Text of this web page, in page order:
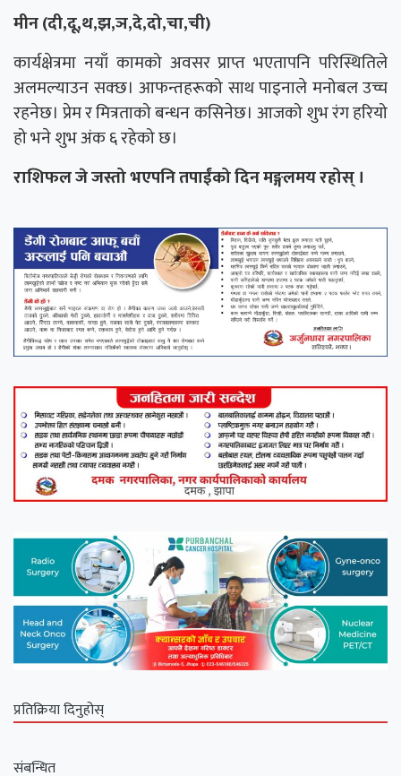
मीन (दी,दू,थ,झ,ञ,दे,दो,चा,ची)
कार्यक्षेत्रमा नयाँ कामको अवसर प्राप्त भएतापनि परिस्थितिले
अलमल्याउन सक्छ। आफन्तहरूको साथ पाइनाले मनोबल उच्च
रहनेछ। प्रेम र मित्रताको बन्धन कसिनेछ। आजको शुभ रंग हरियो
हो भने शुभ अंक ६ रहेको छ।
राशिफल जे जस्तो भएपनि तपाईंको दिन मङ्गलमय रहोस् ।
प्रतिक्रिया दिनुहोस्
संबन्धित